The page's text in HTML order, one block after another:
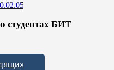
студентах БИТ